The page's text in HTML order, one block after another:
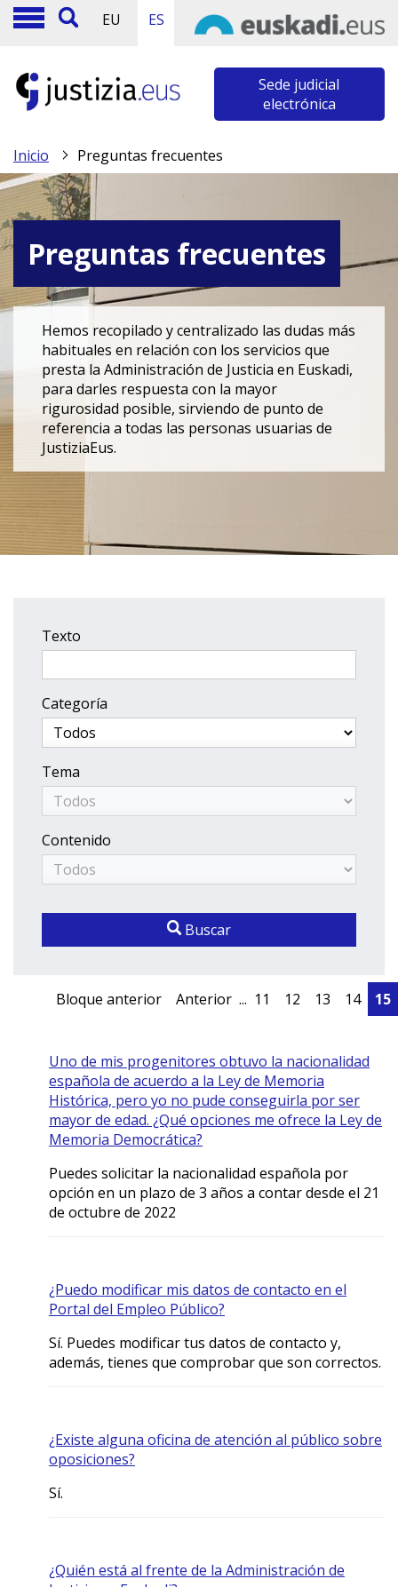
EU ES
Sede judicial
electrónica
Inicio Preguntas frecuentes
Preguntas frecuentes
Hemos recopilado y centralizado las dudas más
habituales en relación con los servicios que
presta la Administración de Justicia en Euskadi,
para darles respuesta con la mayor
rigurosidad posible, sirviendo de punto de
referencia a todas las personas usuarias de
JustiziaEus.
Texto
Categoría
Tema
Contenido
Buscar
Bloque anterior Anterior ... 11 12 13 14 15
Uno de mis progenitores obtuvo la nacionalidad
española de acuerdo a la Ley de Memoria
Histórica, pero yo no pude conseguirla por ser
mayor de edad. ¿Qué opciones me ofrece la Ley de
Memoria Democrática?
Puedes solicitar la nacionalidad española por
opción en un plazo de 3 años a contar desde el 21
de octubre de 2022
¿Puedo modificar mis datos de contacto en el
Portal del Empleo Público?
Sí. Puedes modificar tus datos de contacto y,
además, tienes que comprobar que son correctos.
¿Existe alguna oficina de atención al público sobre
oposiciones?
Sí.
¿Quién está al frente de la Administración de